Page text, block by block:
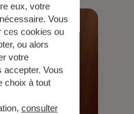
eux, votre
Vous
ces cookies ou
ou alors
votre
accepter. Vous
choix à tout
consulter